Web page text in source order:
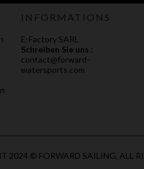
INFORMATIONS
E-Factory SARL
Schreiben Sie uns :
contact@forward-
watersports.com
2024 © FORWARD SAILING, ALL